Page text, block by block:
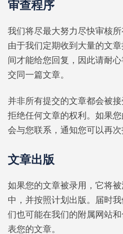
审查程序
我们将尽最大努力尽快审核
由于我们定期收到大量的文
间才能给您回复，因此请耐
交同一篇文章。
并非所有提交的文章都会被
拒绝任何文章的权利。如果
会与您联系，通知您可以再次
文章出版
如果您的文章被录用，它将
中，并按照计划出版。届时
们也可能在我们的附属网站
表您的文章。